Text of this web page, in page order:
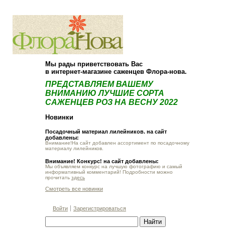
Мы рады приветствовать Вас
в интернет-магазине саженцев Флора-нова.
ПРЕДСТАВЛЯЕМ ВАШЕМУ
ВНИМАНИЮ ЛУЧШИЕ СОРТА
САЖЕНЦЕВ РОЗ НА ВЕСНУ 2022
Новинки
Посадочный материал лилейников. на сайт
добавлены:
Внимание!На сайт добавлен ассортимент по посадочному
материалу лилейников.
Внимание! Конкурс! на сайт добавлены:
Мы объявляем конкурс на лучшую фотографию и самый
информативный комментарий! Подробности можно
прочитать здесь
Смотреть все новинки
Войти Зарегистрироваться